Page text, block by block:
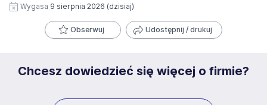
Wygasa 9 sierpnia 2026 (dzisiaj)
Obserwuj Udostępnij / drukuj
Chcesz dowiedzieć się więcej o firmie?